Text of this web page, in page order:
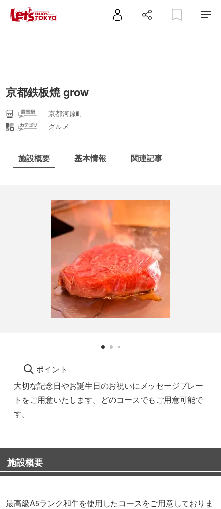
京都鉄板焼 grow
京都河原町
グルメ
施設概要 基本情報 関連記事
ポイント
大切な記念日やお誕生日のお祝いにメッセージプレー
トをご用意いたします。どのコースでもご用意可能で
す。
施設概要
最高級A5ランク和牛を使用したコースをご用意しておりま